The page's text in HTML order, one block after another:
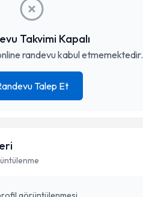
Takvimi Kapalı
randevu kabul etmemektedir.
Talep Et